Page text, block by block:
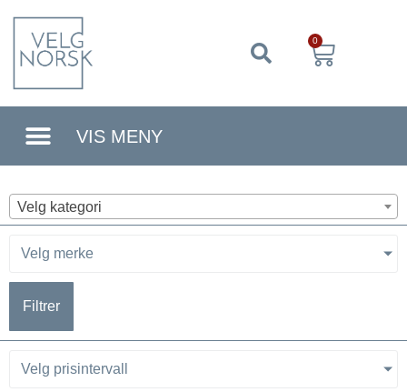
0
VIS MENY
Velg kategori
Velg merke
Filtrer
Velg prisintervall